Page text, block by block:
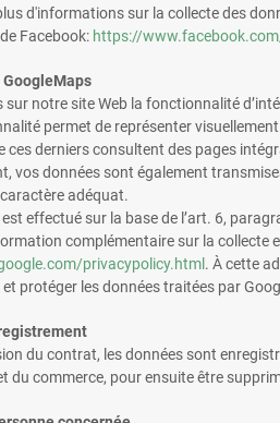
d'informations sur la collecte des
Facebook: https://
sur notre site Web la fonctionnalité
permet de représenter
ces derniers consultent des pages
vos données sont également
adéquat.
effectué sur la base de l’art. 6,
complémentaire sur la collecte
privacypolicy.html . À cette
protéger les données traitées par
du contrat, les données sont
du commerce, pour ensuite être